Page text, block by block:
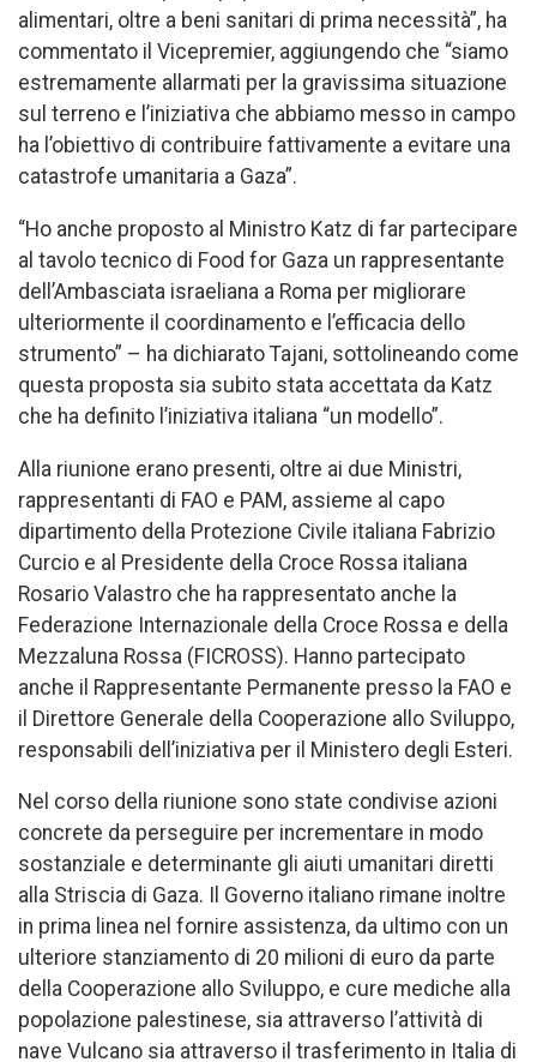
alimentari, oltre a beni sanitari di prima necessità”, ha
commentato il Vicepremier, aggiungendo che “siamo
estremamente allarmati per la gravissima situazione
sul terreno e l’iniziativa che abbiamo messo in campo
ha l’obiettivo di contribuire fattivamente a evitare una
catastrofe umanitaria a Gaza”.
“Ho anche proposto al Ministro Katz di far partecipare
al tavolo tecnico di Food for Gaza un rappresentante
dell’Ambasciata israeliana a Roma per migliorare
ulteriormente il coordinamento e l’efficacia dello
strumento” – ha dichiarato Tajani, sottolineando come
questa proposta sia subito stata accettata da Katz
che ha definito l’iniziativa italiana “un modello”.
Alla riunione erano presenti, oltre ai due Ministri,
rappresentanti di FAO e PAM, assieme al capo
dipartimento della Protezione Civile italiana Fabrizio
Curcio e al Presidente della Croce Rossa italiana
Rosario Valastro che ha rappresentato anche la
Federazione Internazionale della Croce Rossa e della
Mezzaluna Rossa (FICROSS). Hanno partecipato
anche il Rappresentante Permanente presso la FAO e
il Direttore Generale della Cooperazione allo Sviluppo,
responsabili dell’iniziativa per il Ministero degli Esteri.
Nel corso della riunione sono state condivise azioni
concrete da perseguire per incrementare in modo
sostanziale e determinante gli aiuti umanitari diretti
alla Striscia di Gaza. Il Governo italiano rimane inoltre
in prima linea nel fornire assistenza, da ultimo con un
ulteriore stanziamento di 20 milioni di euro da parte
della Cooperazione allo Sviluppo, e cure mediche alla
popolazione palestinese, sia attraverso l’attività di
nave Vulcano sia attraverso il trasferimento in Italia di